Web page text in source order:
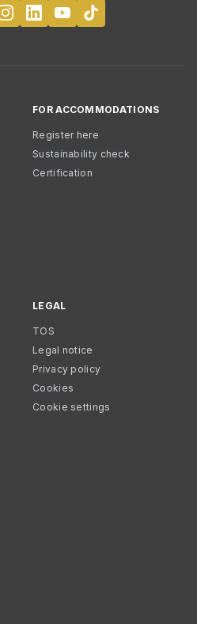
FOR ACCOMMODATIONS
Register here
Sustainability check
Certification
LEGAL
TOS
Legal notice
Privacy policy
Cookies
Cookie settings